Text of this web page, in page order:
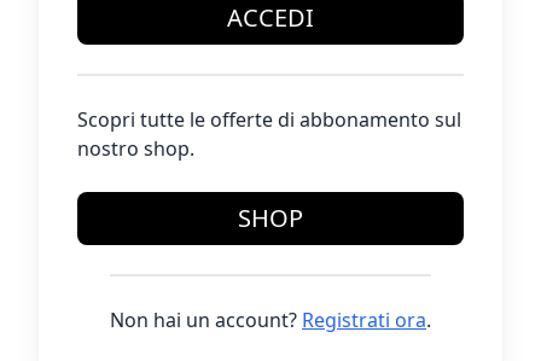
ACCEDI
Scopri tutte le offerte di abbonamento sul
nostro shop.
SHOP
Non hai un account? Registrati ora.